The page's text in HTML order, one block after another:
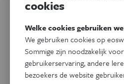
cookies
Welke cookies gebruiken
We gebruiken cookies op
Sommige zijn noodzakelijk
gebruikerservaring, andere
bezoekers de website